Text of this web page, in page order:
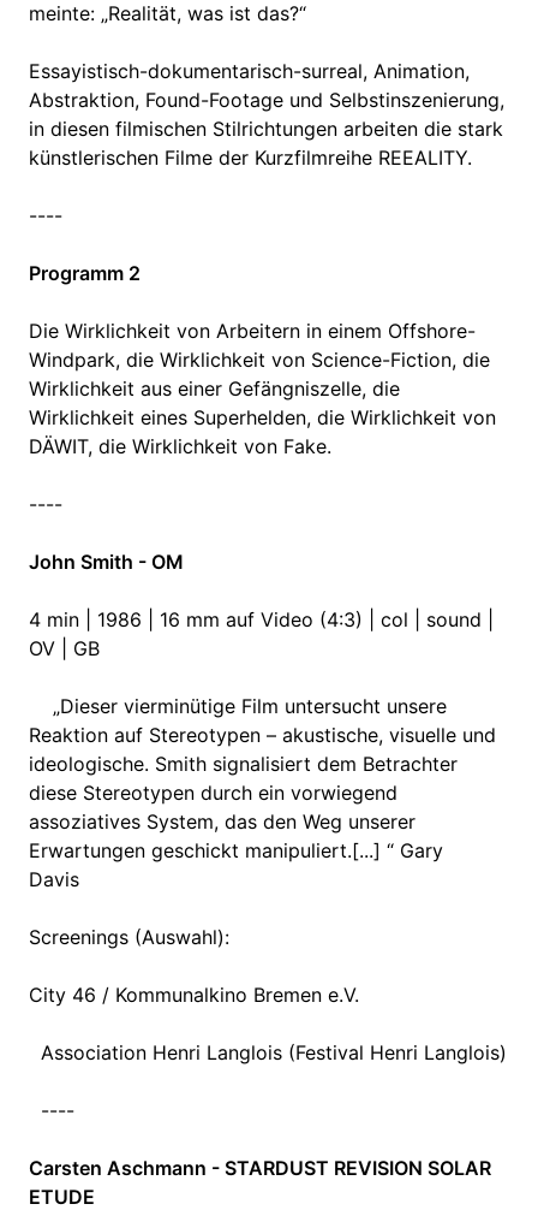
meinte: „Realität, was ist das?“
Essayistisch-dokumentarisch-surreal, Animation,
Abstraktion, Found-Footage und Selbstinszenierung,
in diesen filmischen Stilrichtungen arbeiten die stark
künstlerischen Filme der Kurzfilmreihe REEALITY.
----
Programm 2
Die Wirklichkeit von Arbeitern in einem Offshore-
Windpark, die Wirklichkeit von Science-Fiction, die
Wirklichkeit aus einer Gefängniszelle, die
Wirklichkeit eines Superhelden, die Wirklichkeit von
DÄWIT, die Wirklichkeit von Fake.
----
John Smith - OM
4 min | 1986 | 16 mm auf Video (4:3) | col | sound |
OV | GB
„Dieser vierminütige Film untersucht unsere
Reaktion auf Stereotypen – akustische, visuelle und
ideologische. Smith signalisiert dem Betrachter
diese Stereotypen durch ein vorwiegend
assoziatives System, das den Weg unserer
Erwartungen geschickt manipuliert.[...] “ Gary
Davis
Screenings (Auswahl):
City 46 / Kommunalkino Bremen e.V.
Association Henri Langlois (Festival Henri Langlois)
----
Carsten Aschmann - STARDUST REVISION SOLAR
ETUDE